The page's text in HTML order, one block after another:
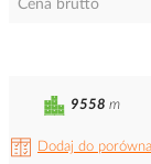
Cena brutto
Dodaj do
9558 m